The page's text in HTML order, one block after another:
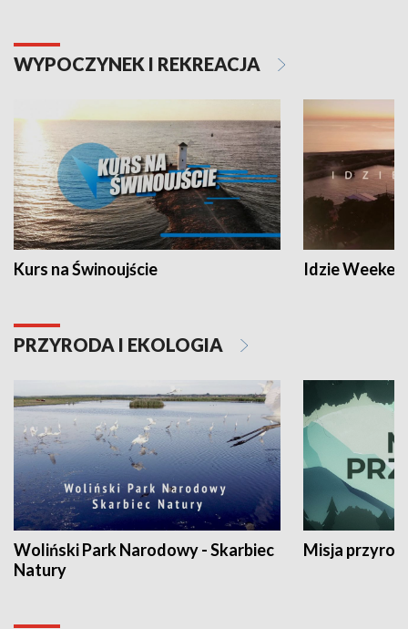
WYPOCZYNEK I REKREACJA
Kurs na Świnoujście Idzie
PRZYRODA I EKOLOGIA
Woliński Park Narodowy - Skarbiec
Natury
Misja